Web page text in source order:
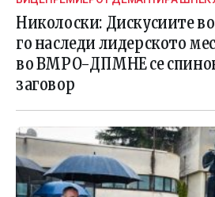
ВНАТРЕПАРТИСКИ ПОДЕЛБИ
Николоски: Дискусиите во
го наследи лидерското
во ВМРО-ДПМНЕ се
заговор